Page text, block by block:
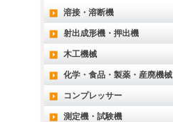
溶接・溶断機
射出成形機・押出機
木工機械
化学・食品・製薬・産廃機械
コンプレッサー
測定機・試験機